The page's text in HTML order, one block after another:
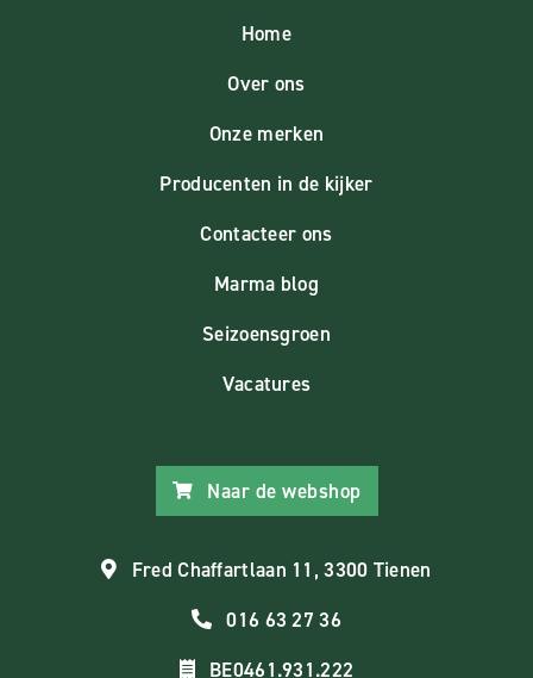
Home
Over ons
Onze merken
Producenten in de kijker
Contacteer ons
Marma blog
Seizoensgroen
Vacatures
Naar de webshop
Fred Chaffartlaan 11, 3300 Tienen
016 63 27 36
BE0461.931.222